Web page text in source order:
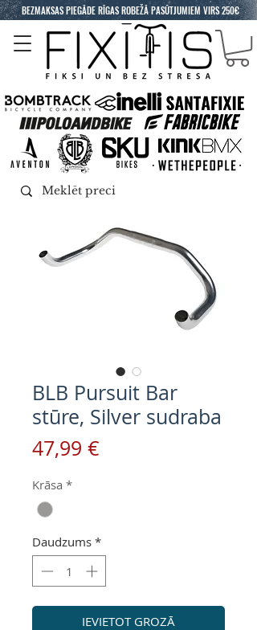
BEZMAKSAS PIEGĀDE RĪGAS ROBEŽĀ PASŪTJUMIEM VIRS 250€
BLB Pursuit Bar
stūre, Silver sudraba
47,99 €
Krāsa *
Daudzums *
IEVIETOT GROZĀ